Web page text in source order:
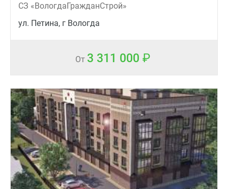
СЗ «ВологдаГражданСтрой»
ул. Петина, г Вологда
От 3 311 000